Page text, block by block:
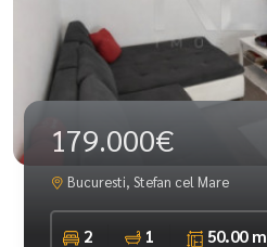
179.000€
Bucuresti, Stefan cel Mare
2 1 50.00 m